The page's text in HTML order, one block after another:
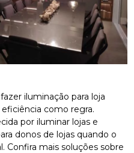
iluminação para loja
como regra.
por iluminar lojas e
donos de lojas quando o
Confira mais soluções sobre